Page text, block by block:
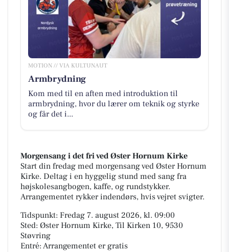
MOTION // VIA KULTUNAUT
Armbrydning
Kom med til en aften med introduktion til
armbrydning, hvor du lærer om teknik og styrke
og får det i...
Morgensang i det fri ved Øster Hornum Kirke
Start din fredag med morgensang ved Øster Hornum
Kirke. Deltag i en hyggelig stund med sang fra
højskolesangbogen, kaffe, og rundstykker.
Arrangementet rykker indendørs, hvis vejret svigter.
Tidspunkt: Fredag 7. august 2026, kl. 09:00
Sted: Øster Hornum Kirke, Til Kirken 10, 9530
Støvring
Entré: Arrangementet er gratis